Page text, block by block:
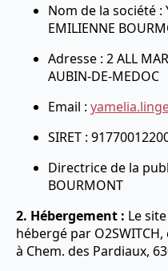
Nom de la société :
EMILIENNE
Adresse : 2 ALL
AUBIN-DE-MEDOC
Email :
SIRET :
Directrice de la
BOURMONT
2. Hébergement : Le
hébergé par
à Chem. des Pardiaux,